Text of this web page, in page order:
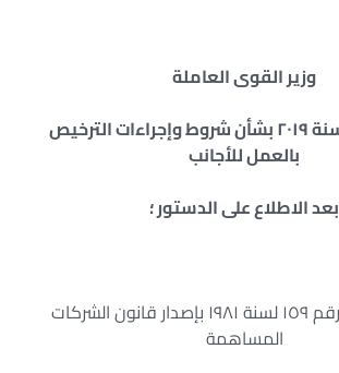
وزير القوى العاملة
قرار رقم ١٤٦ لسنة ٢٠١٩ بشأن شروط وإجراءات الترخيص
بالعمل للأجانب
بعد الاطلاع على الدستور ؛
وعلى القانون رقم ١٥٩ لسنة ١٩٨١ بإصدار قانون الشركات
المساهمة